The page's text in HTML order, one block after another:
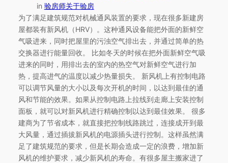
in 验房师关于验房
为了满足建筑规范对机械通风装置的要求，现在很多新建房
屋都装有新风机（HRV）。这种通风设备能把外面的新鲜空
气吸进来，同时把屋里的污浊空气排出去，并通过简单的热
交换器进行能量回收。 比如冬天的时候在把外面新鲜空气吸
进来的同时，用排出去的室内的热空气对新鲜空气进行加
热，提高进气的温度以减少热量损失。 新风机上有控制电路
可以调节风量的大小以及每次开机的时间，以达到最佳的通
风和节能的效果。如果从控制电路上拉线到走廊上安装控制
面板，就可以对新风机进行精确控制以达到最佳效果。 很多
建商为了节省成本，就直接把控制线路跳过，连接成开到最
大风量，通过插拔新风机的电源插头进行控制。这样虽然满
足了建筑规范的要求，但是长期会造成一定的浪费，增加新
风机的维护要求，减少新风机的寿命。有很多屋主搬家进了